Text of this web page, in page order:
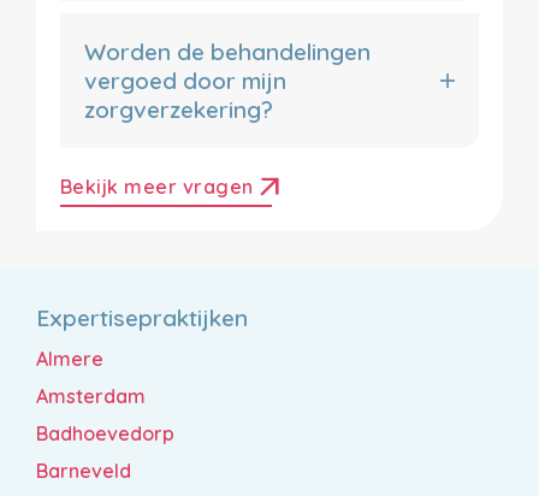
Worden de behandelingen
vergoed door mijn
zorgverzekering?
Bekijk meer vragen arrow_outward
Expertisepraktijken
Almere
Amsterdam
Badhoevedorp
Barneveld